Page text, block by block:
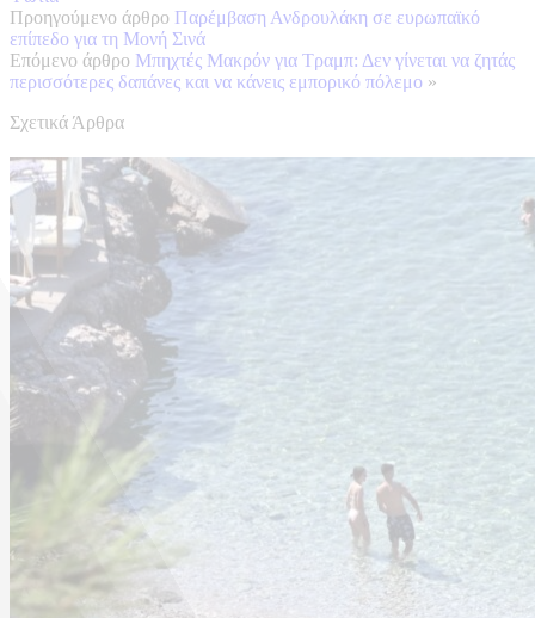
Προηγούμενο άρθρο Παρέμβαση Ανδρουλάκη σε ευρωπαϊκό
επίπεδο για τη Μονή Σινά
Επόμενο άρθρο Μπηχτές Μακρόν για Τραμπ: Δεν γίνεται να ζητάς
περισσότερες δαπάνες και να κάνεις εμπορικό πόλεμο »
Σχετικά Άρθρα